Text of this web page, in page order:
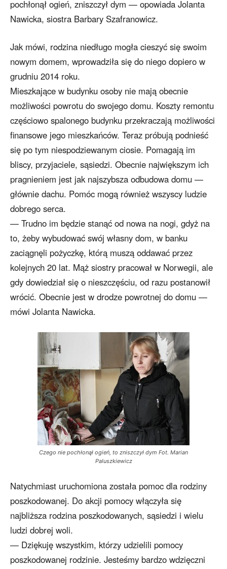
pochłonął ogień, zniszczył dym — opowiada Jolanta
Nawicka, siostra Barbary Szafranowicz.
Jak mówi, rodzina niedługo mogła cieszyć się swoim
nowym domem, wprowadziła się do niego dopiero w
grudniu 2014 roku.
Mieszkające w budynku osoby nie mają obecnie
możliwości powrotu do swojego domu. Koszty remontu
częściowo spalonego budynku przekraczają możliwości
finansowe jego mieszkańców. Teraz próbują podnieść
się po tym niespodziewanym ciosie. Pomagają im
bliscy, przyjaciele, sąsiedzi. Obecnie największym ich
pragnieniem jest jak najszybsza odbudowa domu —
głównie dachu. Pomóc mogą również wszyscy ludzie
dobrego serca.
— Trudno im będzie stanąć od nowa na nogi, gdyż na
to, żeby wybudować swój własny dom, w banku
zaciągnęli pożyczkę, którą muszą oddawać przez
kolejnych 20 lat. Mąż siostry pracował w Norwegii, ale
gdy dowiedział się o nieszczęściu, od razu postanowił
wrócić. Obecnie jest w drodze powrotnej do domu —
mówi Jolanta Nawicka.
Czego nie pochłonął ogień, to zniszczył dym Fot. Marian
Paluszkiewicz
Natychmiast uruchomiona została pomoc dla rodziny
poszkodowanej. Do akcji pomocy włączyła się
najbliższa rodzina poszkodowanych, sąsiedzi i wielu
ludzi dobrej woli.
— Dziękuję wszystkim, którzy udzielili pomocy
poszkodowanej rodzinie. Jesteśmy bardzo wdzięczni